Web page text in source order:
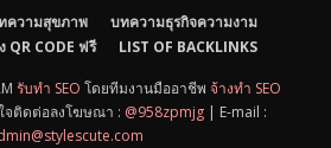
ความสุขภาพ
บทความธุรกิจความงาม
QR CODE ฟรี LIST OF BACKLINKS
รับทำ SEO โดยทีมงานมืออาชีพ จ้างทำ SEO
ติดต่อลงโฆษณา : @958zpmjg| E-mail :